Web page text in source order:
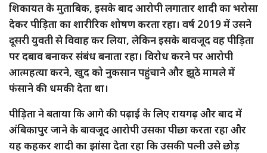
शिकायत के मुताबिक, इसके बाद आरोपी लगातार शादी का भरोसा
देकर पीड़िता का शारीरिक शोषण करता रहा। वर्ष 2019 में उसने
दूसरी युवती से विवाह कर लिया, लेकिन इसके बावजूद वह पीड़िता
पर दबाव बनाकर संबंध बनाता रहा। विरोध करने पर आरोपी
आत्महत्या करने, खुद को नुकसान पहुंचाने और झूठे मामले में
फंसाने की धमकी देता था।
पीड़िता ने बताया कि आगे की पढ़ाई के लिए रायगढ़ और बाद में
अंबिकापुर जाने के बावजूद आरोपी उसका पीछा करता रहा और
यह कहकर शादी का झांसा देता रहा कि उसकी पत्नी उसे छोड़